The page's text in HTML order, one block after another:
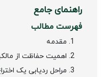
راهنمای جامع
فهرست مطالب
مقدمه
اهمیت حفاظت از
مراحل ردیابی یک